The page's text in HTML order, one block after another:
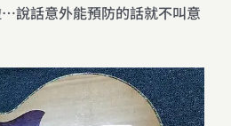
說話意外能預防的話就不叫意